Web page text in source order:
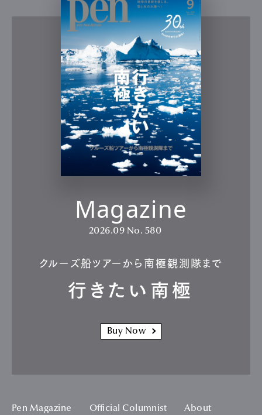
Magazine
2026.09 No. 580
クルーズ船ツアーから南極観測隊まで
行きたい南極
Buy Now
Pen Magazine Official Columnist
About